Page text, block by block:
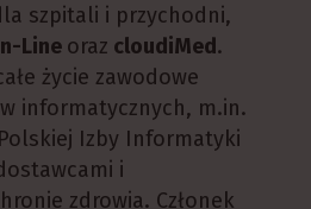
szpitali i przychodni,
Line oraz cloudiMed .
życie zawodowe
informatycznych, m.in.
Izby Informatyki
i
zdrowia. Członek